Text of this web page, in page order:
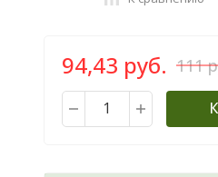
94,43 руб. 111